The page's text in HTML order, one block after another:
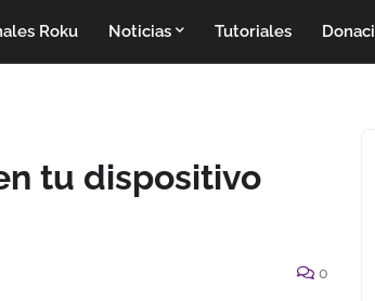
Roku Noticias Tutoriales
tu dispositivo
0